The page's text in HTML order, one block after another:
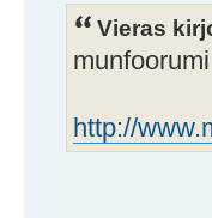
Vieras
http://